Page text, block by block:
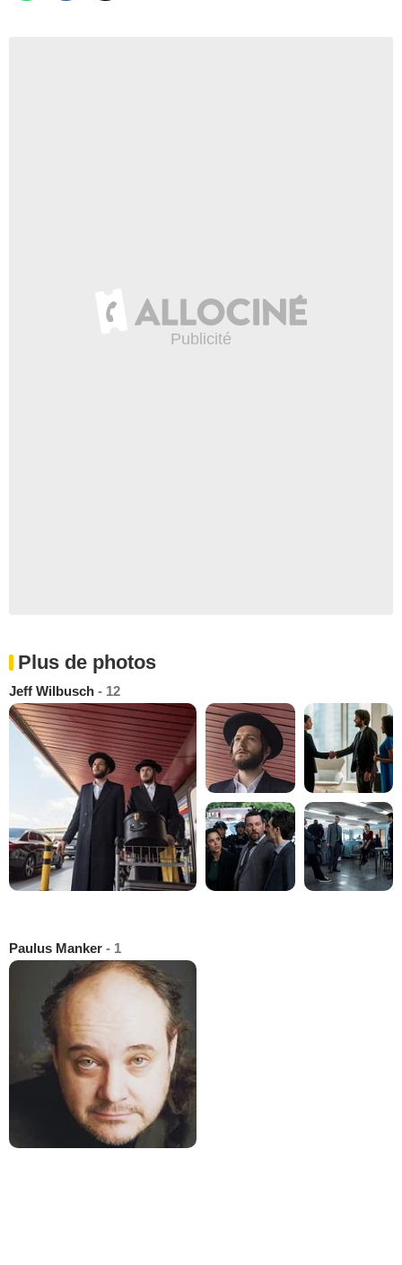
Plus de photos
Jeff Wilbusch - 12
Paulus Manker - 1